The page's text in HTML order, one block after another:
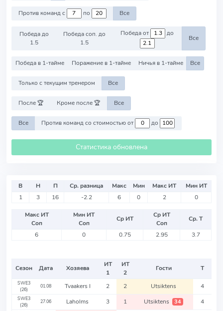
Против команд с по Все
Победа до
1.5
Победа соп. до
1.5
Победа от до
Все
Победа в 1-тайме Поражение в 1-тайме Ничья в 1-тайме Все
Только с текущим тренером Все
После 🏆 Кроме после 🏆 Все
Все Против команд со стоимостью от до
Статистика обновлена
В Н П Ср. разница Макс Мин Макс ИТ
Мин ИТ
1
3 16 -2.2 6 0 2 0
Макс ИТ
Соп
Мин ИТ
Соп
Ср ИТ
Ср ИТ
Соп
Ср. Т
6
0 0.75 2.95 3.7
Сезон Дата Хозяева
ИТ
1
ИТ
2
Гости Т
SWE3
(26)
01.08 Tvaakers I 2 2 Utsiktens 4
SWE3
(26)
27.06 Laholms 3 1 Utsiktens 34 4